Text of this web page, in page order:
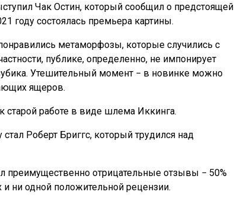
Чак Остин, который сообщил о предстоящей
году состоялась премьера картины.
метаморфозы, которые случились с
публике, определенно, не импонирует
Утешительный момент − в новинке можно
ящеров.
старой работе в виде шлема Иккинга.
Роберт Бриггс, который трудился над
преимущественно отрицательные отзывы − 50%
и ни одной положительной рецензии.